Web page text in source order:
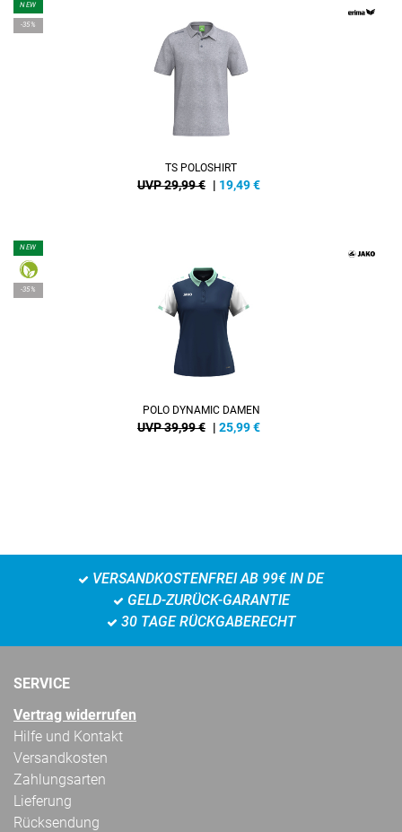
NEW
-35%
TS POLOSHIRT
UVP 29,99 € | 19,49€
NEW
-35%
POLO DYNAMIC DAMEN
UVP 39,99 € | 25,99€
VERSANDKOSTENFREI AB 99€ IN DE
GELD-ZURÜCK-GARANTIE
30 TAGE RÜCKGABERECHT
SERVICE
Vertrag widerrufen
Hilfe und Kontakt
Versandkosten
Zahlungsarten
Lieferung
Rücksendung